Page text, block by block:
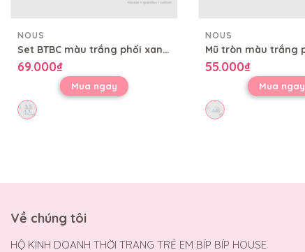
NOUS
Set BTBC màu trắng phối xanh họa tiết mèo sao hỏa
69.000₫
Mua ngay
NOUS
55.000₫
Mua ngay
Về chúng tôi
HỘ KINH DOANH THỜI TRANG TRẺ EM BÍP BÍP HOUSE